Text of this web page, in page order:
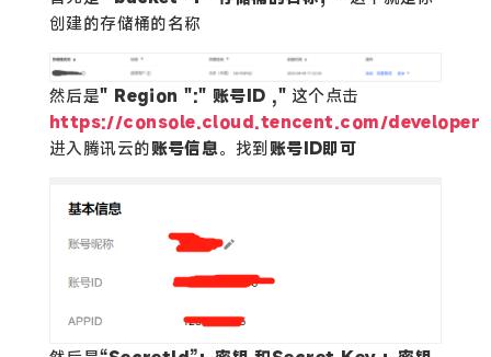
创建的存储桶的名称
然后是" Region ":" 账号ID ," 这个点击
https://console.cloud.tencent.com/developer
进入腾讯云的账号信息。找到账号ID即可